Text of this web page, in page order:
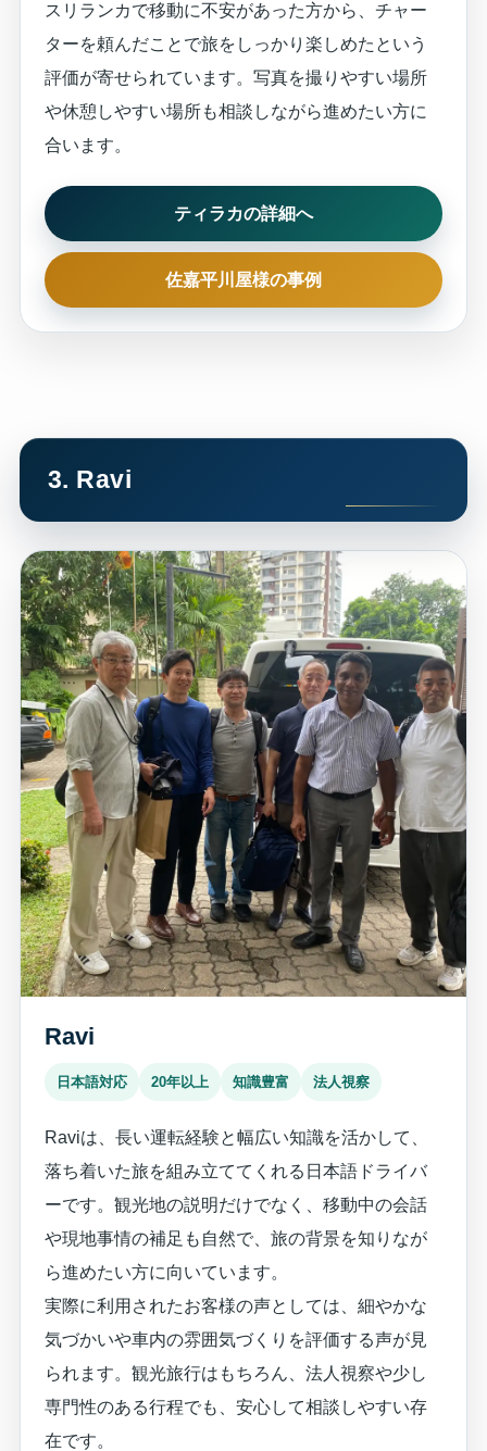
スリランカで移動に不安があった方から、チャー
ターを頼んだことで旅をしっかり楽しめたという
評価が寄せられています。写真を撮りやすい場所
や休憩しやすい場所も相談しながら進めたい方に
合います。
ティラカの詳細へ
佐嘉平川屋様の事例
3. Ravi
Ravi
日本語対応 20年以上 知識豊富 法人視察
Raviは、長い運転経験と幅広い知識を活かして、
落ち着いた旅を組み立ててくれる日本語ドライバ
ーです。観光地の説明だけでなく、移動中の会話
や現地事情の補足も自然で、旅の背景を知りなが
ら進めたい方に向いています。
実際に利用されたお客様の声としては、細やかな
気づかいや車内の雰囲気づくりを評価する声が見
られます。観光旅行はもちろん、法人視察や少し
専門性のある行程でも、安心して相談しやすい存
在です。